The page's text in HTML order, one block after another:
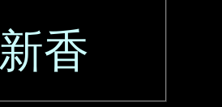
新香